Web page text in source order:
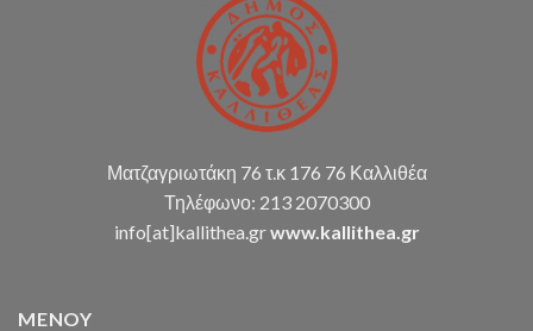
κ.α.)
Ματζαγριωτάκη 76 τ.κ 176 76 Καλλιθέα
Τηλέφωνο: 213 2070300
info[at]kallithea.grwww.kallithea.gr
MENOY